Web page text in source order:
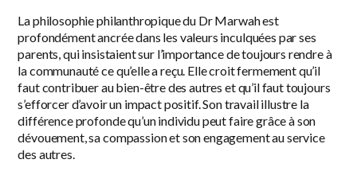
La philosophie philanthropique du Dr Marwah est
profondément ancrée dans les valeurs inculquées par ses
parents, qui insistaient sur l’importance de toujours rendre à
la communauté ce qu’elle a reçu. Elle croit fermement qu’il
faut contribuer au bien-être des autres et qu’il faut toujours
s’efforcer d’avoir un impact positif. Son travail illustre la
différence profonde qu’un individu peut faire grâce à son
dévouement, sa compassion et son engagement au service
des autres.